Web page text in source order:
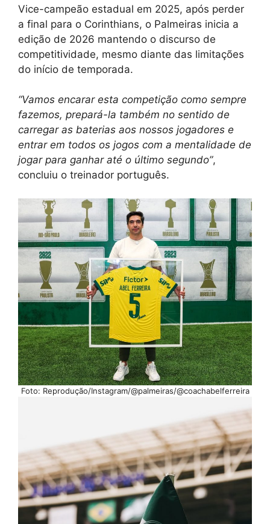
Vice-campeão estadual em 2025, após perder
a final para o Corinthians, o Palmeiras inicia a
edição de 2026 mantendo o discurso de
competitividade, mesmo diante das limitações
do início de temporada.
“Vamos encarar esta competição como sempre
fazemos, prepará-la também no sentido de
carregar as baterias aos nossos jogadores e
entrar em todos os jogos com a mentalidade de
jogar para ganhar até o último segundo”,
concluiu o treinador português.
Foto: Reprodução/Instagram/@palmeiras/@coachabelferreira